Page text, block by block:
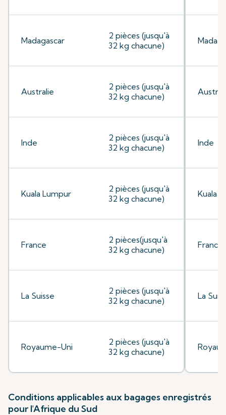
Madagascar
2 pièces (jusqu'à
32 kg chacune)
Australie
2 pièces (jusqu'à
32 kg chacune)
Inde
2 pièces (jusqu'à
32 kg chacune)
Kuala Lumpur
2 pièces (jusqu'à
32 kg chacune)
France
2 pièces(jusqu'à
32 kg chacune)
La Suisse
2 pièces (jusqu'à
32 kg chacune)
Royaume-Uni
2 pièces (jusqu'à
32 kg chacune)
Inde
Kuala
France
La
Conditions applicables aux bagages enregistrés
pour l'Afrique du Sud